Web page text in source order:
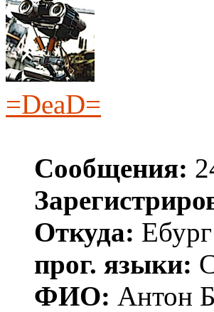
=DeaD=
Сообщения:
Откуда: Ебург
прог. языки:
ФИО: Антон